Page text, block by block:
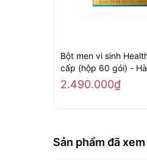
Bột men vi sinh
cấp (hộp 60 gói) -
2.490.000₫
Sản phẩm đã xem